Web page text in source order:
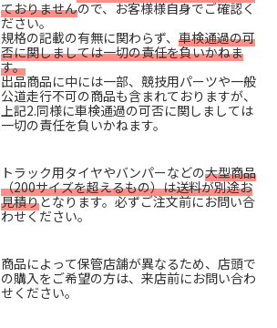
ておりませんので、お客様様自身でご確認く
ださい。
規格の記載の有無に関わらず、 車検通過の可
否に関しましては一切の責任を負いかねま
す。
出品商品に中には一部、競技用パーツや一般
公道走行不可の商品も含まれておりますが、
上記2.同様に車検通過の可否に関しましては
一切の責任を負いかねます。
トラック用タイヤやバンパーなどの大型商品
（200サイズを超えるもの）は送料が別途お
見積りとなります。必ずご注文前にお問い合
わせください。
商品によって保管店舗が異なるため、店頭で
の購入をご希望の方は、来店前にお問い合わ
せください。